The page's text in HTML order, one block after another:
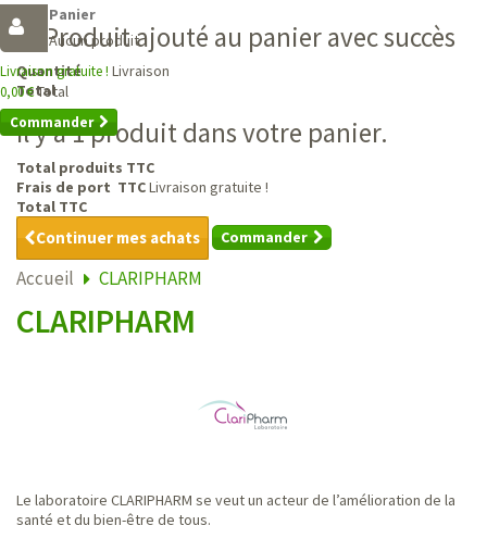
Panier
Aucun produit
Livraison gratuite ! Livraison
0,00 €Total
Commander
Produit ajouté au panier avec succès
Quantité
Total
Il y a 1 produit dans votre panier.
Total produits TTC
Frais de port TTCLivraison gratuite !
Total TTC
Continuer mes achats Commander
Accueil CLARIPHARM
CLARIPHARM
Le laboratoire CLARIPHARM se veut un acteur de l’amélioration de la
santé et du bien-être de tous.